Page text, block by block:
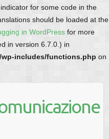
for some code in the
should be loaded at the
in WordPress for more
in version 6.7.0.) in
includes/functions.php on